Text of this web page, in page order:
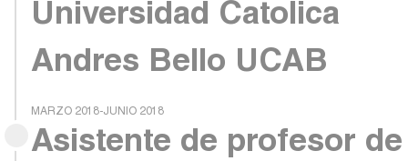
Universidad Catolica
Andres Bello UCAB
MARZO 2018-JUNIO 2018
Asistente de profesor de